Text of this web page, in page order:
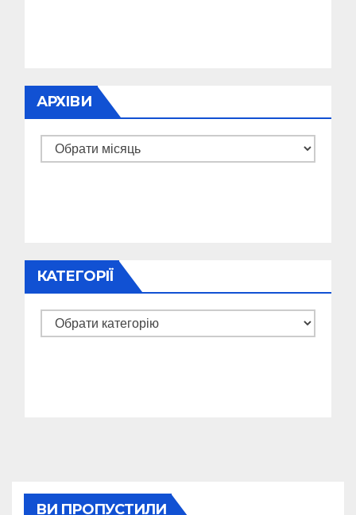
АРХІВИ
Архіви
КАТЕГОРІЇ
Категорії
ВИ ПРОПУСТИЛИ